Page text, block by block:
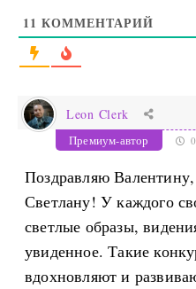
11 КОММЕНТАРИЙ
Leon Clerk
Премиум-автор
Поздравляю
Светлану! У каждого
светлые образы,
увиденное. Такие
вдохновляют и